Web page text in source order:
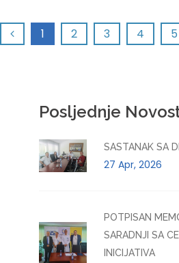
1 2 3 4 5
Posljednje
SASTANAK SA
27 Apr, 2026
POTPISAN
SARADNJI SA
INICIJATIVA